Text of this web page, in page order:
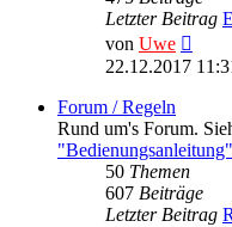
Letzter Beitrag
von Uwe
22.12.2017
Forum / Regeln
Rund um's Forum.
50 Themen
607 Beiträge
Letzter Beitrag